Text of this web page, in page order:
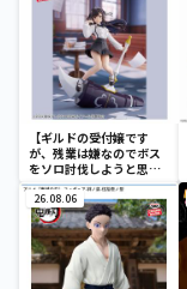
【ギルドの受付嬢です
が、残業は嫌なのでボス
をソロ討伐しようと思い
ます】【アリナ・クロー
バー】ギルドの受付嬢で
すが、残業は嫌なのでボ
スをソロ討伐しようと思
います アリナ・クローバ
ー フィギュア
26.08.06